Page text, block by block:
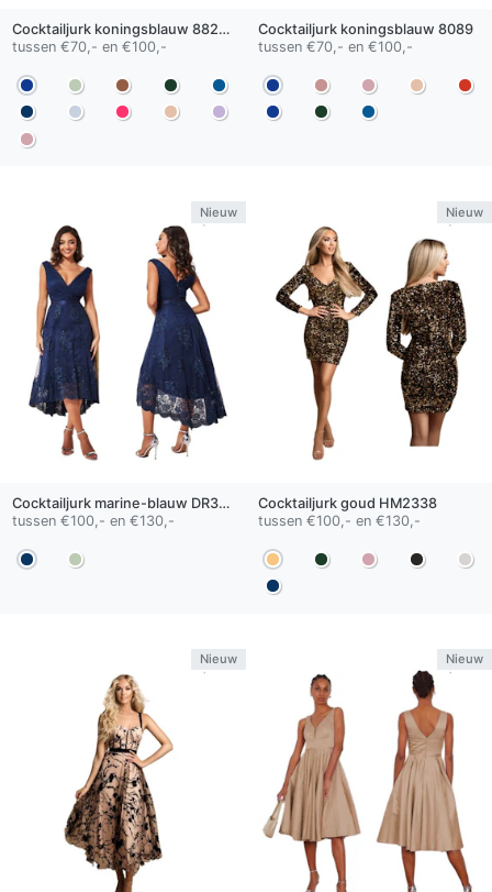
Cocktailjurk koningsblauw 8827-1
tussen €70,- en €100,-
Cocktailjurk koningsblauw 8089
tussen €70,- en €100,-
Nieuw
Cocktailjurk marine-blauw DR3337
tussen €100,- en €130,-
Nieuw
Cocktailjurk goud HM2338
tussen €100,- en €130,-
Nieuw Nieuw